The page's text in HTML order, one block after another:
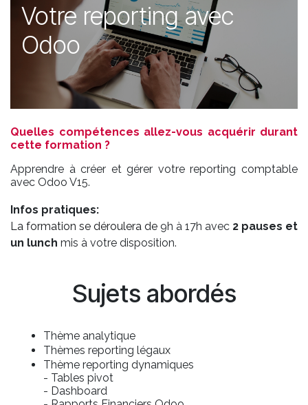
Votre reporting avec
Odoo
Quelles compétences allez-vous acquérir durant
cette formation ?
Apprendre à créer et gérer votre reporting comptable
avec Odoo V15.
Infos pratiques:
La formation se déroulera de 9h à 17h avec 2 pauses et
un lunch mis à votre disposition.
Sujets abordés
Thème analytique
Thèmes reporting légaux
Thème reporting dynamiques
- Tables pivot
- Dashboard